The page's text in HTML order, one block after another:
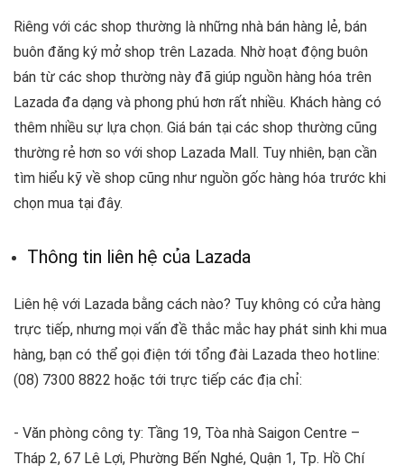
Riêng với các shop thường là những nhà bán hàng lẻ, bán
buôn đăng ký mở shop trên Lazada. Nhờ hoạt động buôn
bán từ các shop thường này đã giúp nguồn hàng hóa trên
Lazada đa dạng và phong phú hơn rất nhiều. Khách hàng có
thêm nhiều sự lựa chọn. Giá bán tại các shop thường cũng
thường rẻ hơn so với shop Lazada Mall. Tuy nhiên, bạn cần
tìm hiểu kỹ về shop cũng như nguồn gốc hàng hóa trước khi
chọn mua tại đây.
Thông tin liên hệ của Lazada
Liên hệ với Lazada bằng cách nào? Tuy không có cửa hàng
trực tiếp, nhưng mọi vấn đề thắc mắc hay phát sinh khi mua
hàng, bạn có thể gọi điện tới tổng đài Lazada theo hotline:
(08) 7300 8822 hoặc tới trực tiếp các địa chỉ:
- Văn phòng công ty: Tầng 19, Tòa nhà Saigon Centre –
Tháp 2, 67 Lê Lợi, Phường Bến Nghé, Quận 1, Tp. Hồ Chí